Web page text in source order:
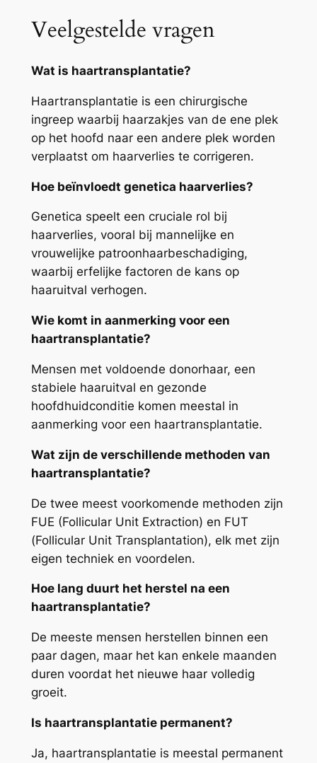
Veelgestelde vragen
Wat is haartransplantatie?
Haartransplantatie is een chirurgische
ingreep waarbij haarzakjes van de ene plek
op het hoofd naar een andere plek worden
verplaatst om haarverlies te corrigeren.
Hoe beïnvloedt genetica haarverlies?
Genetica speelt een cruciale rol bij
haarverlies, vooral bij mannelijke en
vrouwelijke patroonhaarbeschadiging,
waarbij erfelijke factoren de kans op
haaruitval verhogen.
Wie komt in aanmerking voor een
haartransplantatie?
Mensen met voldoende donorhaar, een
stabiele haaruitval en gezonde
hoofdhuidconditie komen meestal in
aanmerking voor een haartransplantatie.
Wat zijn de verschillende methoden van
haartransplantatie?
De twee meest voorkomende methoden zijn
FUE (Follicular Unit Extraction) en FUT
(Follicular Unit Transplantation), elk met zijn
eigen techniek en voordelen.
Hoe lang duurt het herstel na een
haartransplantatie?
De meeste mensen herstellen binnen een
paar dagen, maar het kan enkele maanden
duren voordat het nieuwe haar volledig
groeit.
Is haartransplantatie permanent?
Ja, haartransplantatie is meestal permanent